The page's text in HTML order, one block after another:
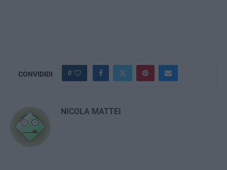
CONVIDIDI 0
NICOLA MATTEI